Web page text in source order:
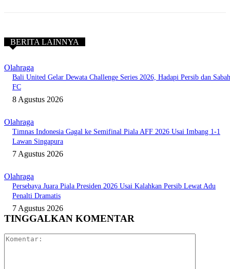
BERITA LAINNYA
Olahraga
Bali United Gelar Dewata Challenge Series 2026, Hadapi Persib dan Sabah
FC
8 Agustus 2026
Olahraga
Timnas Indonesia Gagal ke Semifinal Piala AFF 2026 Usai Imbang 1-1
Lawan Singapura
7 Agustus 2026
Olahraga
Persebaya Juara Piala Presiden 2026 Usai Kalahkan Persib Lewat Adu
Penalti Dramatis
7 Agustus 2026
TINGGALKAN KOMENTAR